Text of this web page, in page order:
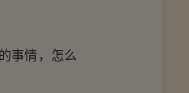
事情，怎么